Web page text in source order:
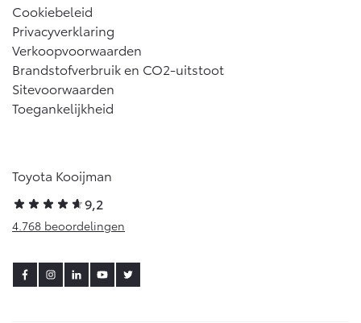
Cookiebeleid
Privacyverklaring
Verkoopvoorwaarden
Brandstofverbruik en CO2-uitstoot
Sitevoorwaarden
Toegankelijkheid
Toyota Kooijman
9,2
4.768 beoordelingen